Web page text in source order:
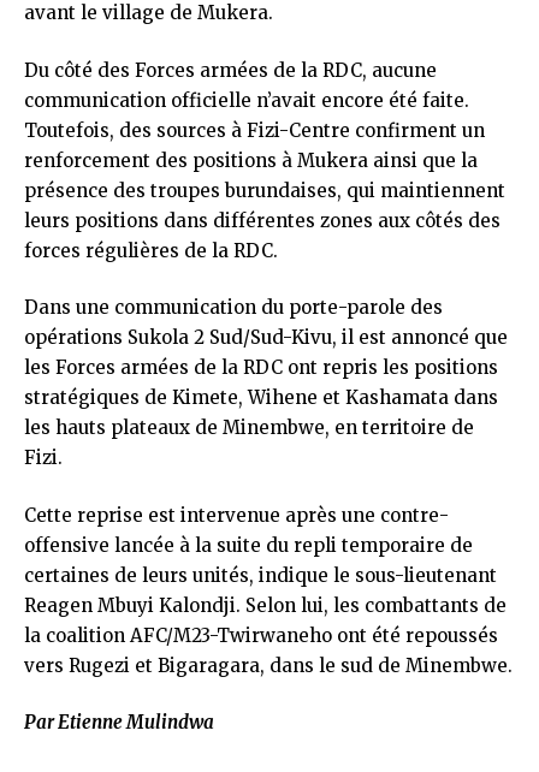
avant le village de Mukera.
Du côté des Forces armées de la RDC, aucune
communication officielle n’avait encore été faite.
Toutefois, des sources à Fizi-Centre confirment un
renforcement des positions à Mukera ainsi que la
présence des troupes burundaises, qui maintiennent
leurs positions dans différentes zones aux côtés des
forces régulières de la RDC.
Dans une communication du porte-parole des
opérations Sukola 2 Sud/Sud-Kivu, il est annoncé que
les Forces armées de la RDC ont repris les positions
stratégiques de Kimete, Wihene et Kashamata dans
les hauts plateaux de Minembwe, en territoire de
Fizi.
Cette reprise est intervenue après une contre-
offensive lancée à la suite du repli temporaire de
certaines de leurs unités, indique le sous-lieutenant
Reagen Mbuyi Kalondji. Selon lui, les combattants de
la coalition AFC/M23-Twirwaneho ont été repoussés
vers Rugezi et Bigaragara, dans le sud de Minembwe.
Par Etienne Mulindwa